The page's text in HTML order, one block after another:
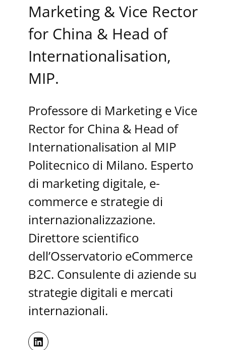
Marketing & Vice Rector
for China & Head of
Internationalisation,
MIP.
Professore di Marketing e Vice
Rector for China & Head of
Internationalisation al MIP
Politecnico di Milano. Esperto
di marketing digitale, e-
commerce e strategie di
internazionalizzazione.
Direttore scientifico
dell’Osservatorio eCommerce
B2C. Consulente di aziende su
strategie digitali e mercati
internazionali.
LinkedIn